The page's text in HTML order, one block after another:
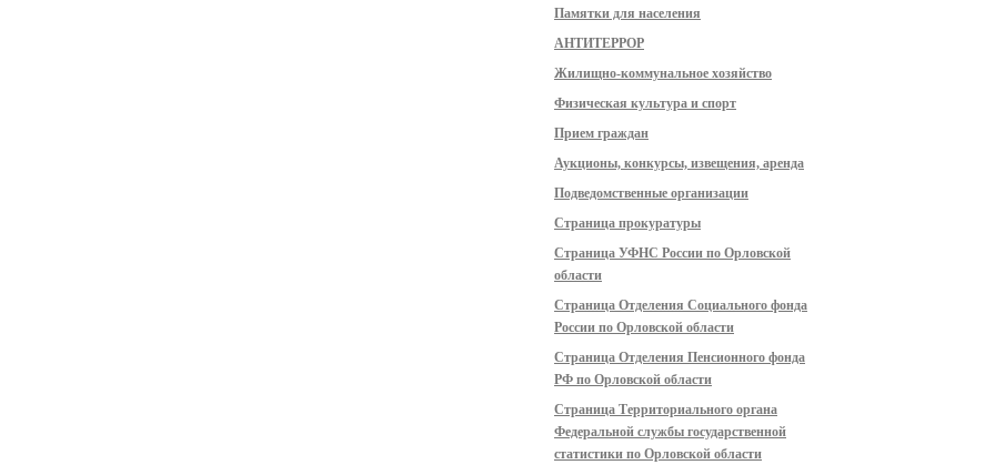
Памятки для населения
АНТИТЕРРОР
Жилищно-коммунальное хозяйство
Физическая культура и спорт
Прием граждан
Аукционы, конкурсы, извещения, аренда
Подведомственные организации
Страница прокуратуры
Страница УФНС России по Орловской
области
Страница Отделения Социального фонда
России по Орловской области
Страница Отделения Пенсионного фонда
РФ по Орловской области
Страница Территориального органа
Федеральной службы государственной
статистики по Орловской области